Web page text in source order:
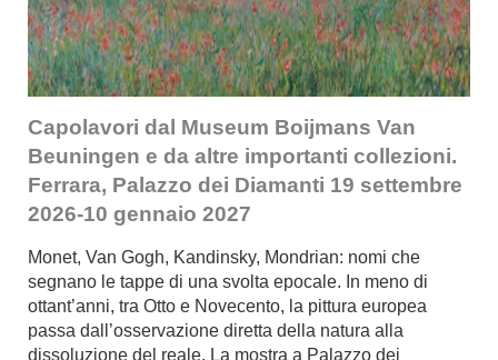
Capolavori dal Museum Boijmans Van
Beuningen e da altre importanti collezioni.
Ferrara, Palazzo dei Diamanti 19 settembre
2026-10 gennaio 2027
Monet, Van Gogh, Kandinsky, Mondrian: nomi che
segnano le tappe di una svolta epocale. In meno di
ottant’anni, tra Otto e Novecento, la pittura europea
passa dall’osservazione diretta della natura alla
dissoluzione del reale. La mostra a Palazzo dei